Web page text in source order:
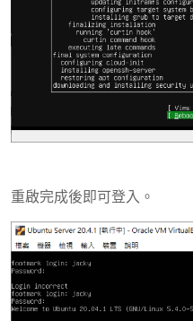
重啟完成後即可登入。